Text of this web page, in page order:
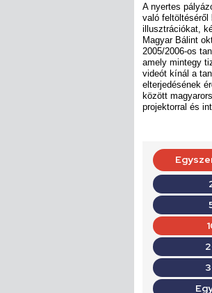
A nyertes
való feltöltéséről
illusztrációkat,
Magyar Bálint
2005/2006-os
amely mintegy
videót kínál a
elterjedésének
között
projektorral és